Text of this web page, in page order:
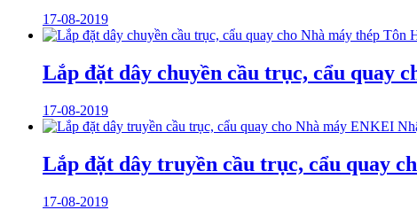
17-08-2019
Lắp đặt dây chuyền cầu trục, cẩu quay
17-08-2019
Lắp đặt dây truyền cầu trục, cẩu quay
17-08-2019